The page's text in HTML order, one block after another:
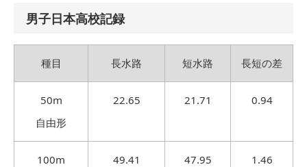
男子日本高校記録
種目 長水路 短水路 長短の差
50m
自由形
22.65 21.71 0.94
100m
49.41 47.95 1.46